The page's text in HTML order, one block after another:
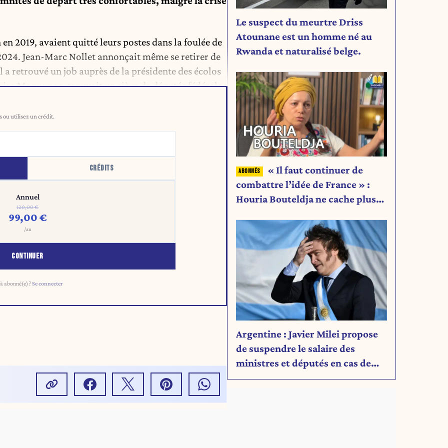
2019, avaient quitté leurs postes dans la foulée de
Jean-Marc Nollet annonçait même se retirer de
retrouvé un job auprès de la présidente des écolos
Maouane retrouvait un siège de députée fédérale.
ou utilisez un crédit.
CRÉDITS
Annuel
120,00 €
99,00 €
/an
CONTINUER
abonné(e) ?Se connecter
Le suspect du meurtre Driss
Atounane est un homme né au
Rwanda et naturalisé belge.
« Il faut continuer de
combattre l’idée de France » :
Houria Bouteldja ne cache plus
Argentine : Javier Milei propose
de suspendre le salaire des
ministres et députés en cas de
déficit budgétaire